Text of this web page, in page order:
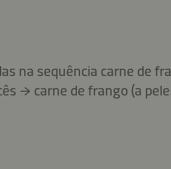
na sequência carne de
→ carne de frango (a